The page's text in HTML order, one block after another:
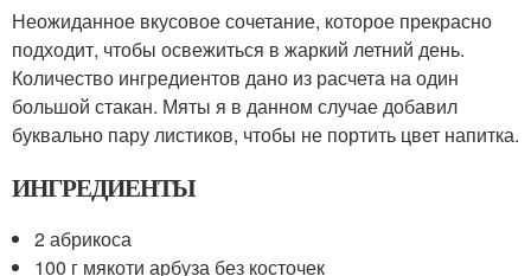
Неожиданное вкусовое сочетание, которое прекрасно
подходит, чтобы освежиться в жаркий летний день.
Количество ингредиентов дано из расчета на один
большой стакан. Мяты я в данном случае добавил
буквально пару листиков, чтобы не портить цвет напитка.
ИНГРЕДИЕНТЫ
2 абрикоса
100 г мякоти арбуза без косточек